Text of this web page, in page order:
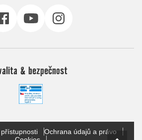
& bezpečnost
Ochrana údajů a právo